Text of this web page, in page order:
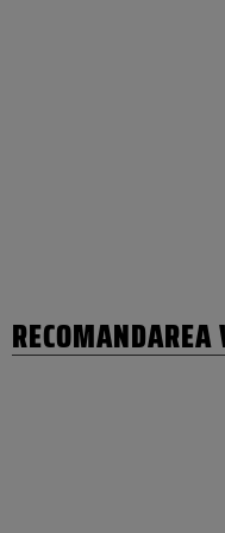
RECOMANDAREA